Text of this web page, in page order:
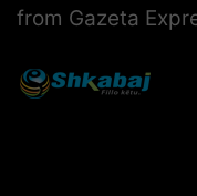
from Gazeta